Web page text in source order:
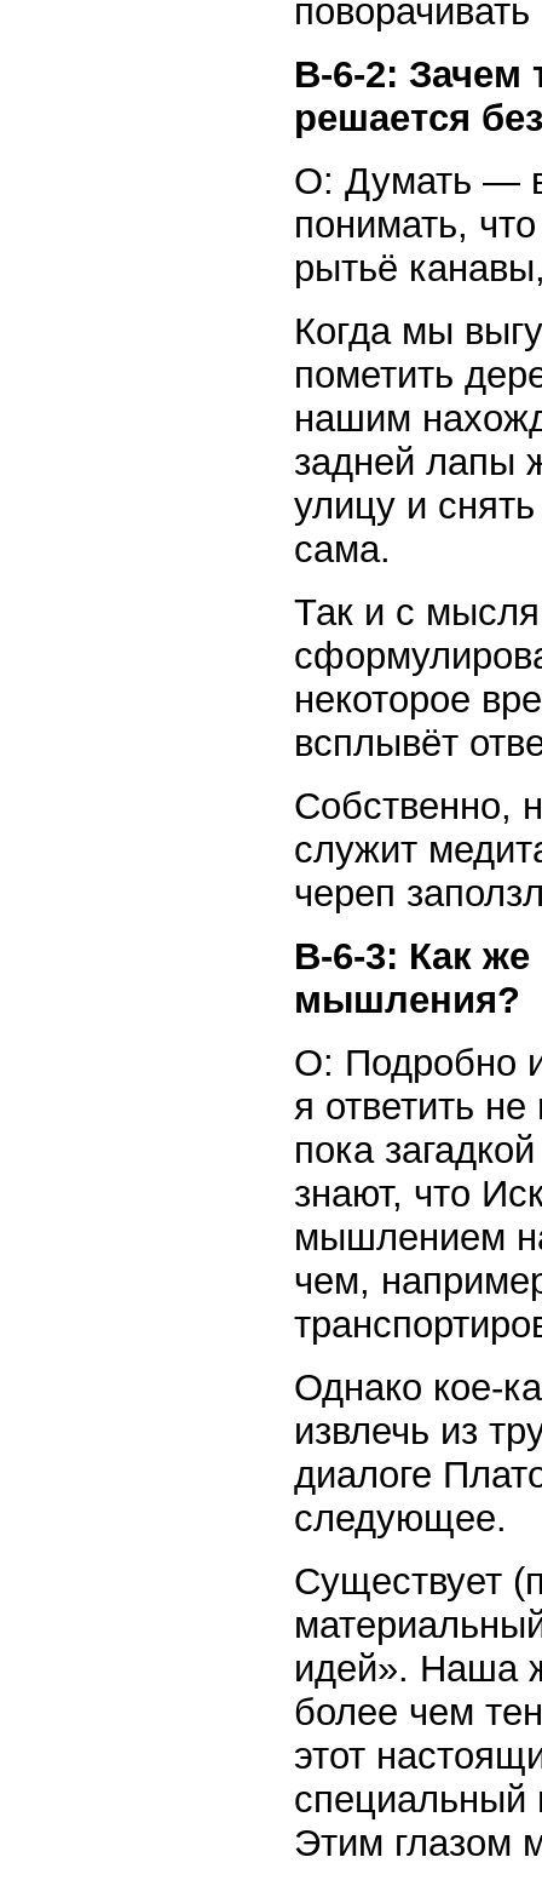
В-6-2: Зачем
решается
О: Думать —
понимать,
рытьё
Когда мы
пометить
нашим
задней лапы
улицу и
сама.
Так и с
некоторое
всплывёт
Собственно,
служит
череп
В-6-3: Как
мышления?
О: Подробно
я ответить
пока
знают, что
мышлением
чем,
Однако кое-
извлечь из
диалоге
следующее.
Существует
идей». Наша
более чем
этот
специальный
Этим глазом